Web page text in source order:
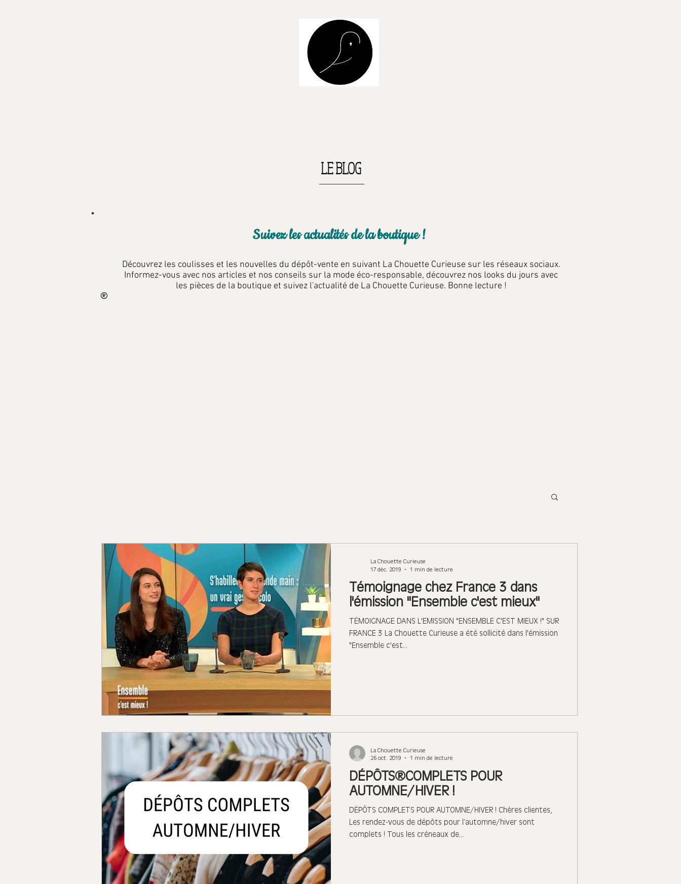
LE BLOG
Suivez les actualités de la boutique !
Découvrez les coulisses et les nouvelles du dépôt-vente en suivant La Chouette Curieuse sur les réseaux sociaux.
Informez-vous avec nos articles et nos conseils sur la mode éco-responsable, découvrez nos looks du jours avec
les pièces de la boutique et suivez l'actualité de La Chouette Curieuse. Bonne lecture !
Témoignage chez France 3 dans
l'émission "Ensemble c'est mieux"
TÉMOIGNAGE DANS L'EMISSION "ENSEMBLE C'EST MIEUX !" SUR
FRANCE 3 La Chouette Curieuse a été sollicité dans l'émission
"Ensemble c'est...
La Chouette Curieuse
17 déc. 2019
1 min de lecture
DÉPÔTS COMPLETS POUR
AUTOMNE/HIVER !
DÉPÔTS COMPLETS POUR AUTOMNE/HIVER ! Chères clientes,
Les rendez-vous de dépôts pour l’automne/hiver sont
complets ! Tous les créneaux de...
La Chouette Curieuse
26 oct. 2019
1 min de lecture